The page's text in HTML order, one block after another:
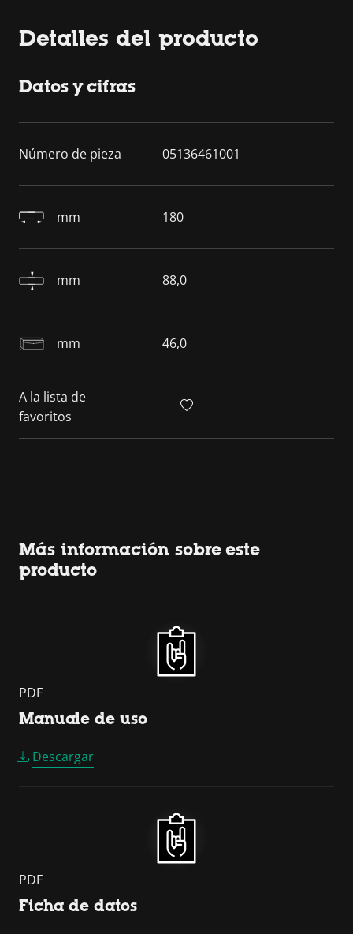
Detalles del producto
Datos y cifras
Número de pieza 05136461001
mm 180
mm 88,0
mm 46,0
A la lista de
favoritos
Más información sobre este
producto
PDF
Manuale de uso
Descargar
PDF
Ficha de datos